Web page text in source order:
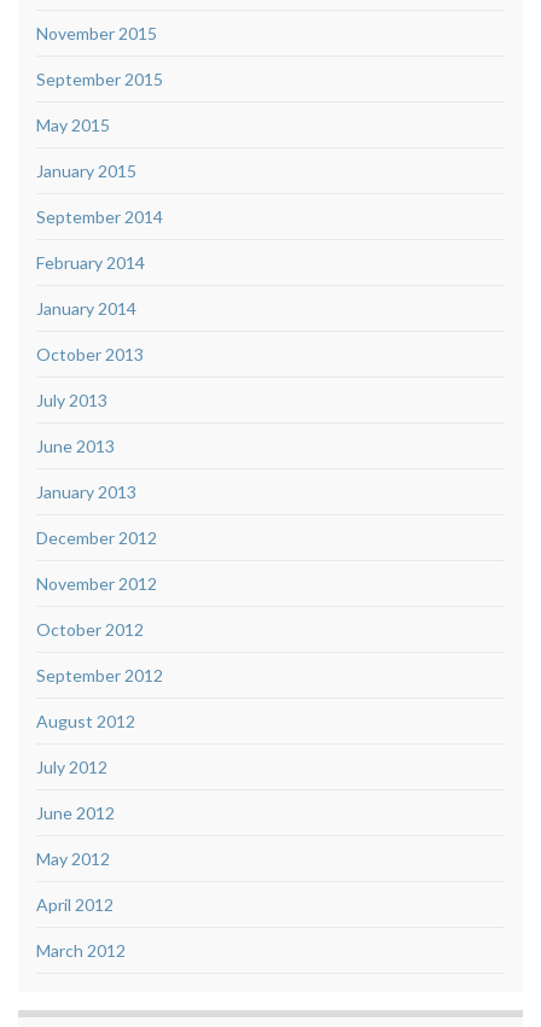
November 2015
September 2015
May 2015
January 2015
September 2014
February 2014
January 2014
October 2013
July 2013
June 2013
January 2013
December 2012
November 2012
October 2012
September 2012
August 2012
July 2012
June 2012
May 2012
April 2012
March 2012